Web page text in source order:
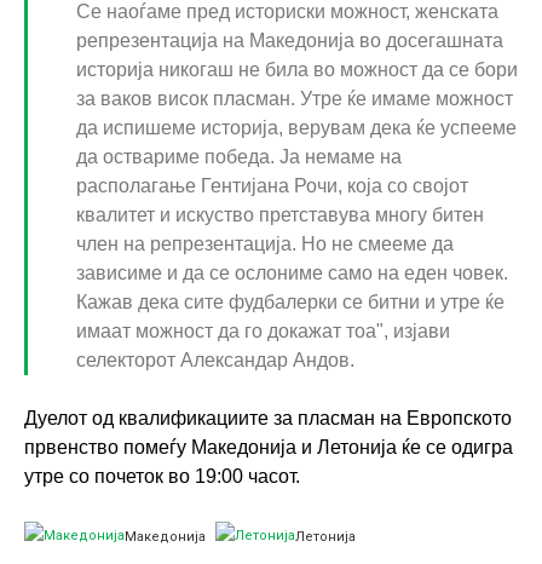
Се наоѓаме пред историски можност, женската
репрезентација на Македонија во досегашната
историја никогаш не била во можност да се бори
за ваков висок пласман. Утре ќе имаме можност
да испишеме историја, верувам дека ќе успееме
да оствариме победа. Ја немаме на
располагање Гентијана Рочи, која со својот
квалитет и искуство претставува многу битен
член на репрезентација. Но не смееме да
зависиме и да се ослониме само на еден човек.
Кажав дека сите фудбалерки се битни и утре ќе
имаат можност да го докажат тоа", изјави
селекторот Александар Андов.
Дуелот од квалификациите за пласман на Европското
првенство помеѓу Македонија и Летонија ќе се одигра
утре со почеток во 19:00 часот.
Македонија Летонија